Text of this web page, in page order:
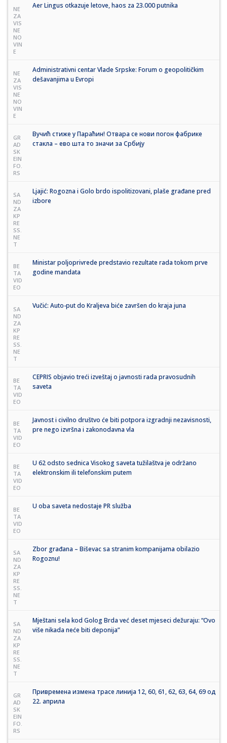
NE
ZA
VIS
NE
NO
VIN
E
Aer Lingus otkazuje letove, haos za 23.000 putnika
NE
ZA
VIS
NE
NO
VIN
E
Administrativni centar Vlade Srpske: Forum o geopolitičkim
dešavanjima u Evropi
GR
AD
SK
EIN
FO.
RS
Вучић стиже у Параћин! Отвара се нови погон фабрике
стакла – ево шта то значи за Србију
SA
ND
ZA
KP
RE
SS.
NE
T
Ljajić: Rogozna i Golo brdo ispolitizovani, plaše građane pred
izbore
BE
TA
VID
EO
Ministar poljoprivrede predstavio rezultate rada tokom prve
godine mandata
SA
ND
ZA
KP
RE
SS.
NE
T
Vučić: Auto-put do Kraljeva biće završen do kraja juna
BE
TA
VID
EO
CEPRIS objavio treći izveštaj o javnosti rada pravosudnih
saveta
BE
TA
VID
EO
Javnost i civilno društvo će biti potpora izgradnji nezavisnosti,
pre nego izvršna i zakonodavna vla
BE
TA
VID
EO
U 62 odsto sednica Visokog saveta tužilaštva je održano
elektronskim ili telefonskim putem
BE
TA
VID
EO
U oba saveta nedostaje PR služba
SA
ND
ZA
KP
RE
SS.
NE
T
Zbor građana – Biševac sa stranim kompanijama obilazio
Rogoznu!
SA
ND
ZA
KP
RE
SS.
NE
T
Mještani sela kod Golog Brda već deset mjeseci dežuraju: “Ovo
više nikada neće biti deponija”
GR
AD
SK
EIN
FO.
RS
Привремена измена трасе линија 12, 60, 61, 62, 63, 64, 69 од
22. априла